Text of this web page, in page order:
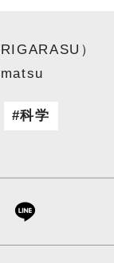
）
科学